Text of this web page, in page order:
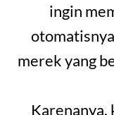
ingin
merek yang
Karenanya,